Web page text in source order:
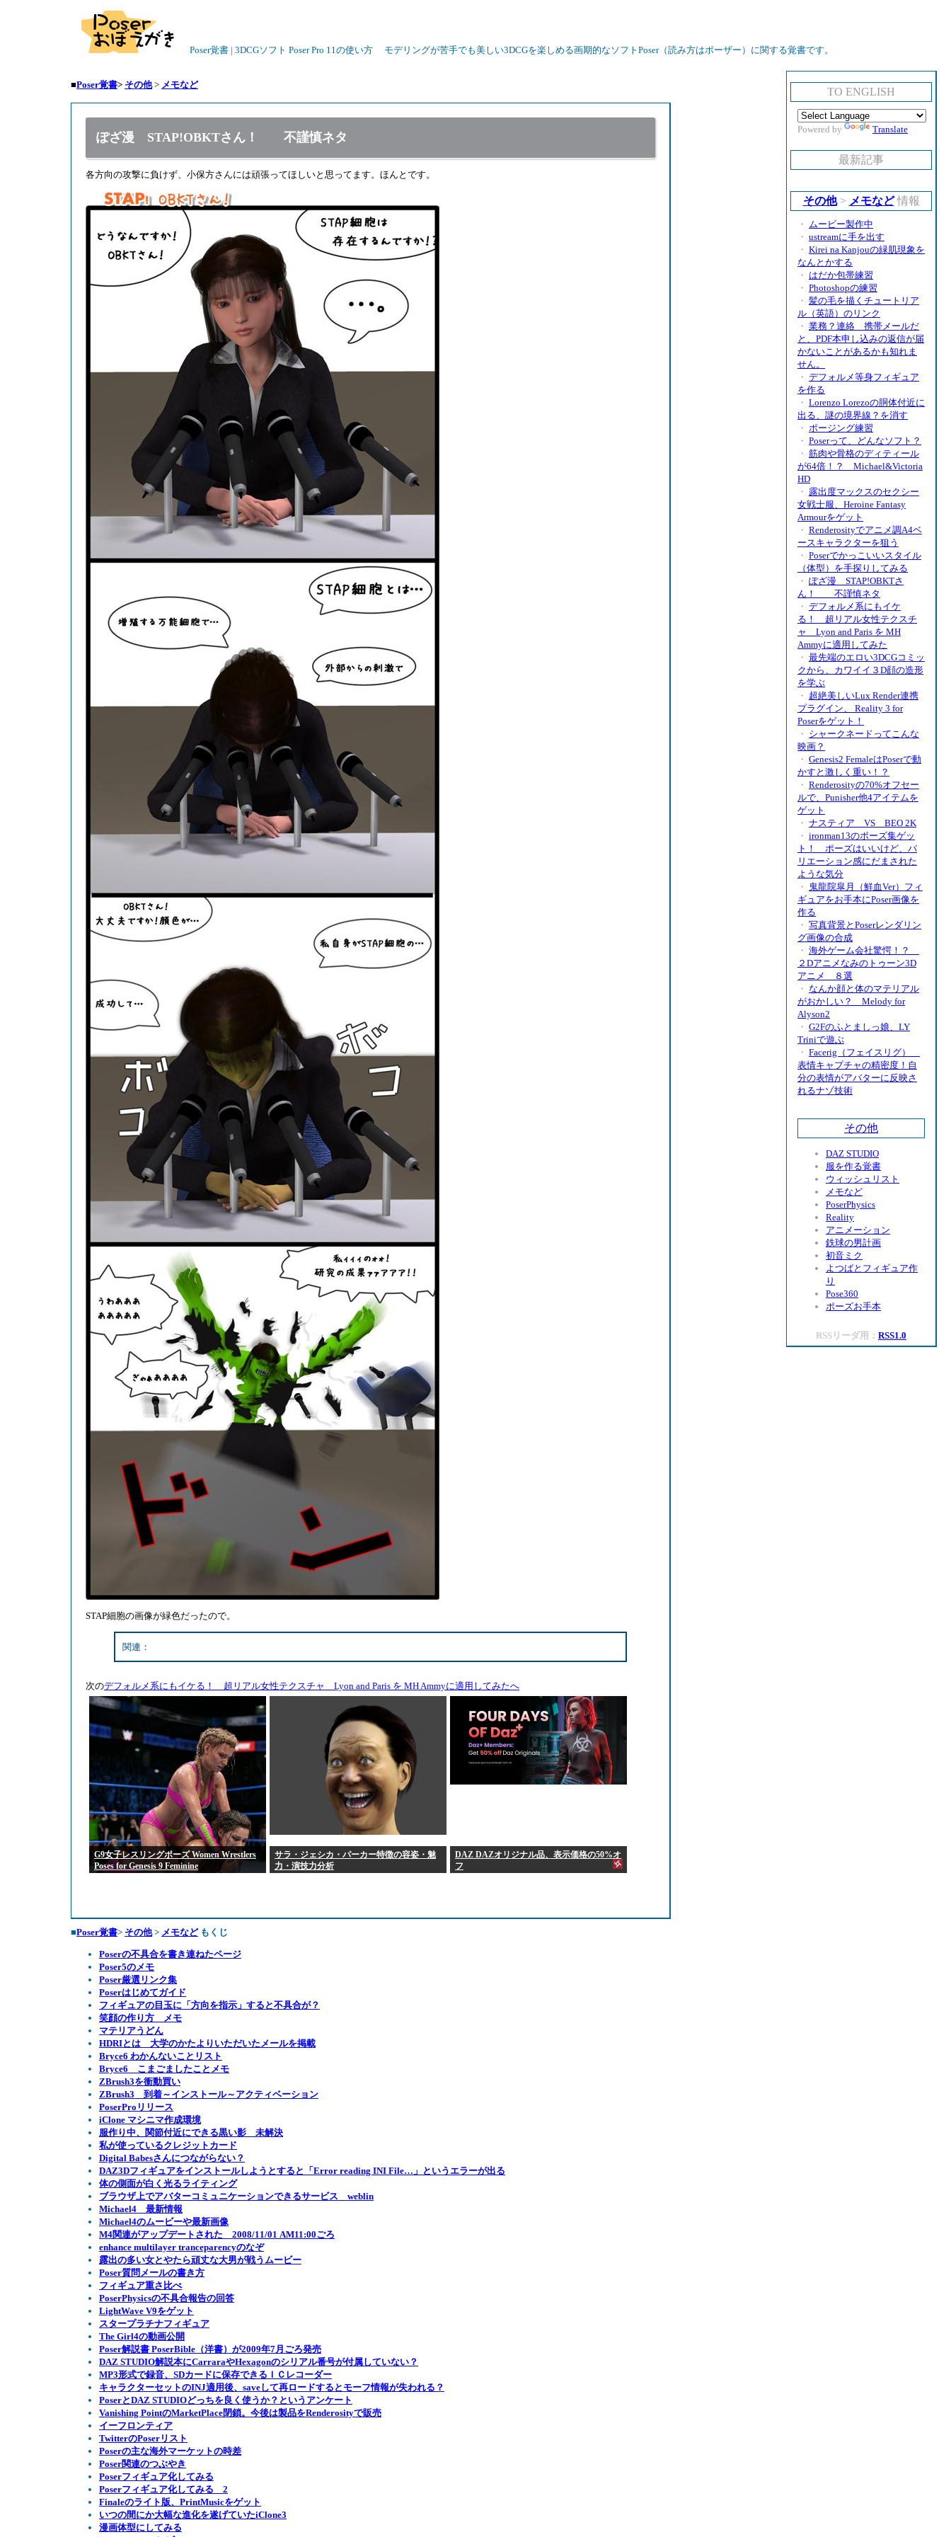
Poser覚書 | 3DCGソフト Poser Pro 11の使い方 モデリングが苦手でも美しい3DCGを楽しめる画期的なソフトPoser（読み方はポーザー）に関する覚書です。
■Poser覚書> その他 > メモなど
ぽざ漫 STAP!OBKTさん！ 不謹慎ネタ
各方向の攻撃に負けず、小保方さんには頑張ってほしいと思ってます。ほんとです。
STAP細胞の画像が緑色だったので。
関連：
次のデフォルメ系にもイケる！ 超リアル女性テクスチャ Lyon and Paris を MH Ammyに適用してみたへ
G9女子レスリングポーズ Women Wrestlers
Poses for Genesis 9 Feminine
サラ・ジェシカ・パーカー特徴の容姿・魅
力・演技力分析
DAZ DAZオリジナル品、表示価格の50%オ
フ
■Poser覚書> その他> メモなどもくじ
Poserの不具合を書き連ねたページ
Poser5のメモ
Poser厳選リンク集
Poserはじめてガイド
フィギュアの目玉に「方向を指示」すると不具合が？
笑顔の作り方 メモ
マテリアうどん
HDRIとは 大学のかたよりいただいたメールを掲載
Bryce6 わかんないことリスト
Bryce6 こまごましたことメモ
ZBrush3を衝動買い
ZBrush3 到着～インストール～アクティベーション
PoserProリリース
iClone マシニマ作成環境
服作り中、関節付近にできる黒い影 未解決
私が使っているクレジットカード
Digital Babesさんにつながらない？
DAZ3Dフィギュアをインストールしようとすると「Error reading INI File…」というエラーが出る
体の側面が白く光るライティング
ブラウザ上でアバターコミュニケーションできるサービス weblin
Michael4 最新情報
Michael4のムービーや最新画像
M4関連がアップデートされた 2008/11/01 AM11:00ごろ
enhance multilayer tranceparencyのなぞ
露出の多い女とやたら頑丈な大男が戦うムービー
Poser質問メールの書き方
フィギュア重さ比べ
PoserPhysicsの不具合報告の回答
LightWave V9をゲット
スタープラチナフィギュア
The Girl4の動画公開
Poser解説書 PoserBible（洋書）が2009年7月ごろ発売
DAZ STUDIO解説本にCarraraやHexagonのシリアル番号が付属していない？
MP3形式で録音、SDカードに保存できるＩＣレコーダー
キャラクターセットのINJ適用後、saveして再ロードするとモーフ情報が失われる？
PoserとDAZ STUDIOどっちを良く使うか？というアンケート
Vanishing PointのMarketPlace閉鎖。今後は製品をRenderosityで販売
イーフロンティア
TwitterのPoserリスト
Poserの主な海外マーケットの時差
Poser関連のつぶやき
Poserフィギュア化してみる
Poserフィギュア化してみる 2
Finaleのライト版、PrintMusicをゲット
いつの間にか大幅な進化を遂げていたiClone3
漫画体型にしてみる
TO ENGLISH
Powered by Translate
最新記事
その他 > メモなど 情報
・ ムービー製作中
・ ustreamに手を出す
・ Kirei na Kanjouの緑肌現象を
なんとかする
・ はだか包帯練習
・ Photoshopの練習
・ 髪の毛を描くチュートリア
ル（英語）のリンク
・ 業務？連絡 携帯メールだ
と、PDF本申し込みの返信が届
かないことがあるかも知れま
せん。
・ デフォルメ等身フィギュア
を作る
・ Lorenzo Lorezoの胴体付近に
出る、謎の境界線？を消す
・ ポージング練習
・ Poserって、どんなソフト？
・ 筋肉や骨格のディティール
が64倍！？ Michael&Victoria
HD
・ 露出度マックスのセクシー
女戦士服、Heroine Fantasy
Armourをゲット
・ Renderosityでアニメ調A4ベ
ースキャラクターを狙う
・ Poserでかっこいいスタイル
（体型）を手探りしてみる
・ ぽざ漫 STAP!OBKTさ
ん！ 不謹慎ネタ
・ デフォルメ系にもイケ
る！ 超リアル女性テクスチ
ャ Lyon and Paris を MH
Ammyに適用してみた
・ 最先端のエロい3DCGコミッ
クから、カワイイ３D顔の造形
を学ぶ
・ 超絶美しいLux Render連携
プラグイン、 Reality 3 for
Poserをゲット！
・ シャークネードってこんな
映画？
・ Genesis2 FemaleはPoserで動
かすと激しく重い！？
・ Renderosityの70%オフセー
ルで、Punisher他4アイテムを
ゲット
・ ナスティア VS BEO 2K
・ ironman13のポーズ集ゲッ
ト！ ポーズはいいけど、バ
リエーション感にだまされた
ような気分
・
鬼龍院皐月（鮮血Ver）フィ
ギュアをお手本にPoser画像を
作る
・ 写真背景とPoserレンダリン
グ画像の合成
・ 海外ゲーム会社驚愕！？
２Dアニメなみのトゥーン3D
アニメ ８選
・ なんか顔と体のマテリアル
がおかしい？ Melody for
Alyson2
・ G2Fのふとましっ娘、LY
Triniで遊ぶ
・ Facerig（フェイスリグ）
表情キャプチャの精密度！自
分の表情がアバターに反映さ
れるナゾ技術
その他
DAZ STUDIO
服を作る覚書
ウィッシュリスト
メモなど
PoserPhysics
Reality
アニメーション
鉄球の男計画
初音ミク
よつばとフィギュア作
り
Pose360
ポーズお手本
RSSリーダ用： RSS1.0